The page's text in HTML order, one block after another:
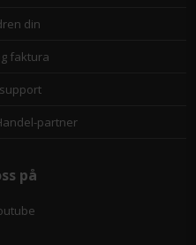
din
faktura
partner
på